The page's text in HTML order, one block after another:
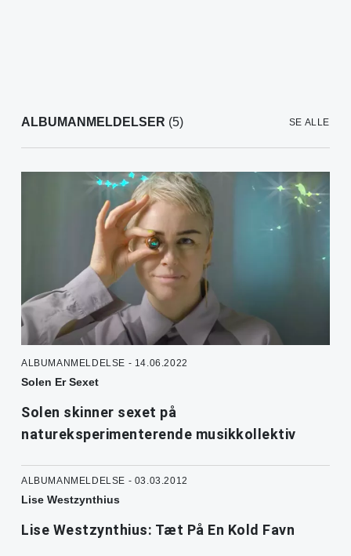
ALBUMANMELDELSER (5) SE ALLE
ALBUMANMELDELSE - 14.06.2022
Solen Er Sexet
Solen skinner sexet på
natureksperimenterende musikkollektiv
ALBUMANMELDELSE - 03.03.2012
Lise Westzynthius
Lise Westzynthius: Tæt På En Kold Favn